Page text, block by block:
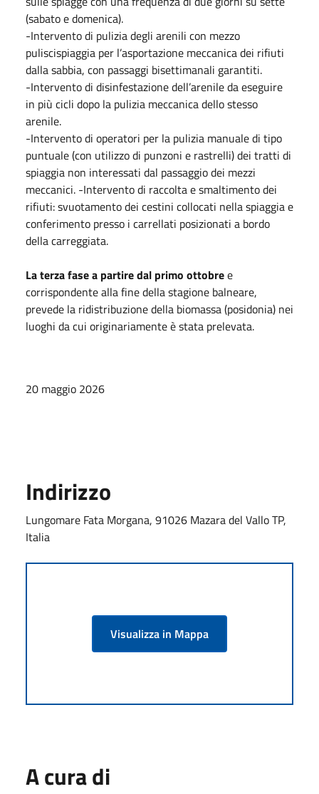
(sabato e domenica).
-Intervento di pulizia degli arenili con mezzo
puliscispiaggia per l’asportazione meccanica dei rifiuti
dalla sabbia, con passaggi bisettimanali garantiti.
-Intervento di disinfestazione dell’arenile da eseguire
in più cicli dopo la pulizia meccanica dello stesso
arenile.
-Intervento di operatori per la pulizia manuale di tipo
puntuale (con utilizzo di punzoni e rastrelli) dei tratti di
spiaggia non interessati dal passaggio dei mezzi
meccanici. -Intervento di raccolta e smaltimento dei
rifiuti: svuotamento dei cestini collocati nella spiaggia e
conferimento presso i carrellati posizionati a bordo
della carreggiata.
La terza fase a partire dal primo ottobree
corrispondente alla fine della stagione balneare,
prevede la ridistribuzione della biomassa (posidonia) nei
luoghi da cui originariamente è stata prelevata.
20 maggio 2026
Indirizzo
Lungomare Fata Morgana, 91026 Mazara del Vallo TP,
Italia
Visualizza in Mappa
A cura di